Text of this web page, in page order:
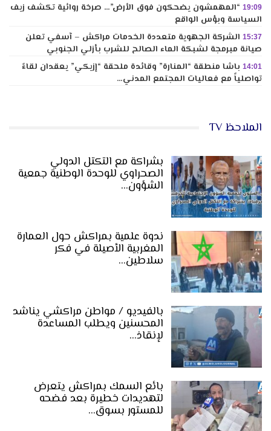
19:09 “المهمشون يضحكون فوق الأرض”… صرخة روائية تكشف زيف
السياسة وبؤس الواقع
15:37 الشركة الجهوية متعددة الخدمات مراكش – آسفي تعلن
صيانة مبرمجة لشبكة الماء الصالح للشرب بأزلي الجنوبي
14:01 باشا منطقة “المنارة” وقائدة ملحقة “إزيكي” يعقدان لقاءً
تواصلياً مع فعاليات المجتمع المدني…
الملاحظ TV
بشراكة مع التكتل الدولي
الصحراوي للوحدة الوطنية جمعية
الشؤون…
ندوة علمية بمراكش حول العمارة
المغربية الأصيلة في فكر
سلاطين…
بالفيديو / مواطن مراكشي يناشد
المحسنين ويطلب المساعدة
لإنقاذ…
بائع السمك بمراكش يتعرض
لتهديدات خطيرة بعد فضحه
للمستور بسوق…